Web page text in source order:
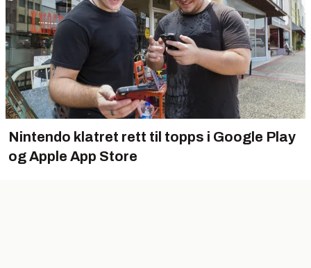
Nintendo klatret rett til topps i Google Play
og Apple App Store